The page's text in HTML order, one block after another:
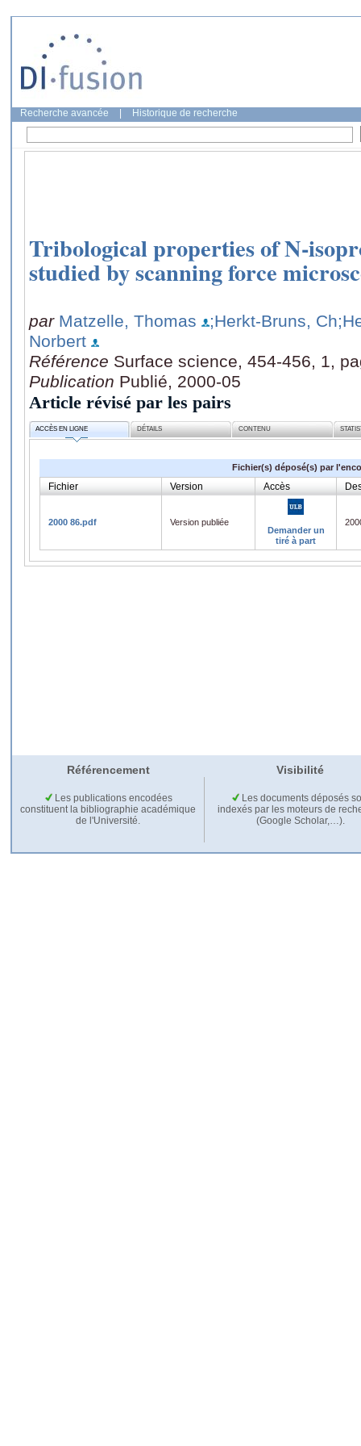
Recherche avancée Historique de recherche
Tribological properties of N-
studied by scanning force
par Matzelle, Thomas ;Herkt-Bruns, Ch
Norbert
Référence Surface science, 454-456, 1,
Publication Publié, 2000-05
Article révisé par les pairs
ACCÈS EN LIGNE DÉTAILS CONTENU
Fichier(s) déposé(s) par
Fichier Version Accès
2000 86.pdf
Version publiée
Demander un
tiré à part
Référencement Visibilité
Les publications encodées
constituent la bibliographie académique
de l'Université.
Les documents déposés
indexés par les moteurs de
(Google Scholar,…).